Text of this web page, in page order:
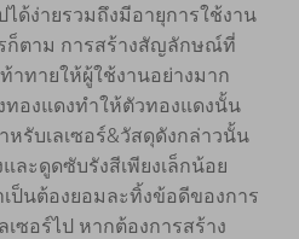
ด้ง่ายรวมถึงมีอายุการใช้งาน
ก็ตาม การสร้างสัญลักษณ์ที่
าทายให้ผู้ใช้งานอย่างมาก
องแดงทำให้ตัวทองแดงนั้น
รับเลเซอร์&วัสดุดังกล่าวนั้น
ละดูดซับรังสีเพียงเล็กน้อย
ป็นต้องยอมละทิ้งข้อดีของการ
ซอร์ไป หากต้องการสร้าง